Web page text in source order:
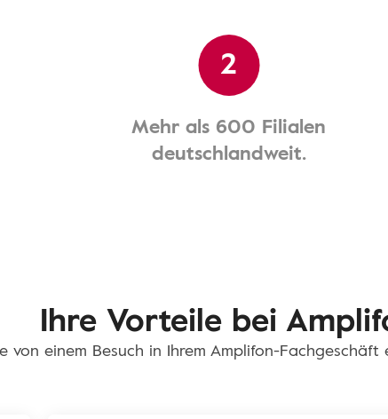
2
Mehr als 600 Filialen
deutschlandweit.
Ihre Vorteile bei
von einem Besuch in Ihrem Amplifon-